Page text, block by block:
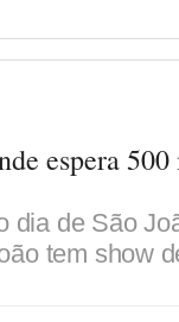
espera
dia de São
tem show